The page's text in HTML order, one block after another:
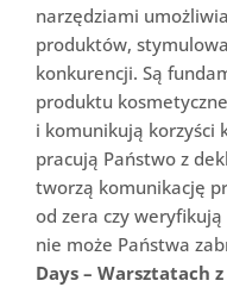
narzędziami
produktów,
konkurencji. Są
produktu
i komunikują korzyści
pracują Państwo z
tworzą komunikację
od zera czy
nie może Państwa
Days – Warsztatach